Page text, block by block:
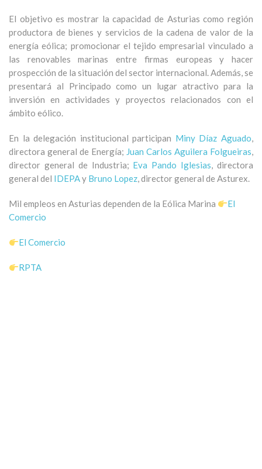
El objetivo es mostrar la capacidad de Asturias como región
productora de bienes y servicios de la cadena de valor de la
energía eólica; promocionar el tejido empresarial vinculado a
las renovables marinas entre firmas europeas y hacer
prospección de la situación del sector internacional. Además, se
presentará al Principado como un lugar atractivo para la
inversión en actividades y proyectos relacionados con el
ámbito eólico.
En la delegación institucional participan Miny Díaz Aguado,
directora general de Energía; Juan Carlos Aguilera Folgueiras,
director general de Industria; Eva Pando Iglesias, directora
general del IDEPAy Bruno Lopez, director general de Asturex.
Mil empleos en Asturias dependen de la Eólica Marina
El
Comercio
El Comercio
RPTA